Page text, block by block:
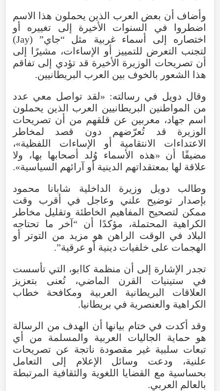
وأضاف أن بعض العرب الذين يحملون هذا الاسم
اضطروا في السنوات الأخيرة إلى تغييره أو
اختصاره إلى أسماء غربية مثل “جاي” (Jay)
لتجنب التعرض للتمييز أو الإساءات، مشيرًا إلى
أن تصريحات الوزيرة الأخيرة قد تؤدي إلى تفاقم
هذا الشعور بالخوف بين العرب البريطانيين.
وقال دويل في رسالته: «لقد تواصل معي عدد
من المواطنين البريطانيين العرب الذين يحملون
اسم جهاد، معربين عن قلقهم من أن تصريحات
الوزيرة قد تُعرّضهم دون قصد لمخاطر
الاعتداءات الانتقامية أو الإساءات اللفظية»،
مضيفًا أن «هذه الأسماء وُلد أصحابها بها، ولا
علاقة لها بمعتقداتهم الدينية أو آرائهم السياسية».
وطالب دويل وزيرة الداخلية شابانا محمود
بإصدار توضيح علني وعاجل في أقرب وقت
ممكن لتصحيح المفاهيم الخاطئة وتقليل مخاطر
الكراهية المحتملة، مؤكدًا أن “آخر ما تحتاجه
البلاد في الوقت الراهن هو مزيد من التوتر أو
الهجمات على خلفيات دينية أو عرقية”.
تجدر الإشارة إلى أن منظمة كاابو، التي تأسست
في ستينيات القرن الماضي، تُعنى بتعزيز
العلاقات البريطانية العربية ومكافحة خطاب
الكراهية والعنصرية في بريطانيا.
وقد أكدت في ختام بيانها أن الهدف من الرسالة
هو حماية الجاليات العربية والمسلمة من أي
تبعات سلبية غير مقصودة ناتجة عن تصريحات
علنية، ودعت وسائل الإعلام إلى التعامل
بحساسية مع القضايا اللغوية والثقافية المرتبطة
بالعالم العربي.